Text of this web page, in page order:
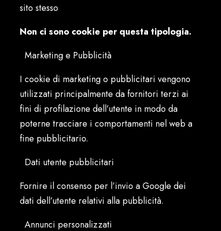
sito stesso
Non ci sono cookie per questa tipologia.
Marketing e Pubblicità
I cookie di marketing o pubblicitari vengono
utilizzati principalmente da fornitori terzi ai
fini di profilazione dell’utente in modo da
poterne tracciare i comportamenti nel web a
fine pubblicitario.
Dati utente pubblicitari
Fornire il consenso per l’invio a Google dei
dati dell’utente relativi alla pubblicità.
Annunci personalizzati